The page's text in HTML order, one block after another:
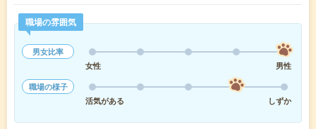
職場の雰囲気
男女比率
女性
男性
職場の様子
活気がある
しずか